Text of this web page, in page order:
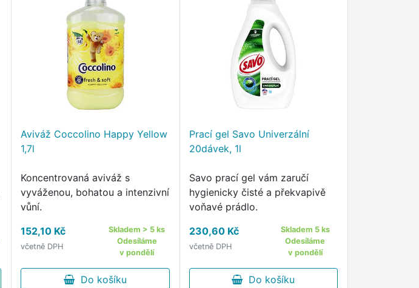
Aviváž Coccolino Happy Yellow
1,7l
Koncentrovaná aviváž s
vyváženou, bohatou a intenzivní
vůní.
152,10 Kč
včetně DPH
Skladem > 5 ks
Odesíláme
v pondělí
Do košíku
Prací gel Savo Univerzální
20dávek, 1l
Savo prací gel vám zaručí
hygienicky čisté a překvapivě
voňavé prádlo.
230,60 Kč
včetně DPH
Skladem 5 ks
Odesíláme
v pondělí
Do košíku